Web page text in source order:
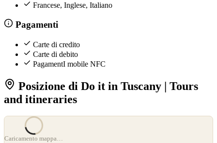
Francese, Inglese, Italiano
Pagamenti
Carte di credito
Carte di debito
PagamentI mobile NFC
Posizione di Do it in Tuscany | Tours
and itineraries
OpenStreetMap
©CARTO
Caricamento mappa…